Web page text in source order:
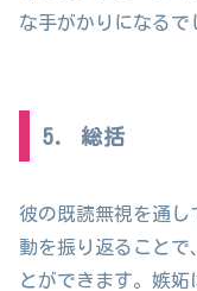
な手がかりになるで
5. 総括
彼の既読無視を通
動を振り返ることで
とができます。嫉